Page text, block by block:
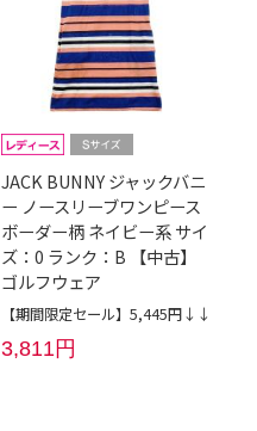
JACK BUNNY ジャックバニ
ー ノースリーブワンピース
ボーダー柄 ネイビー系 サイ
ズ：0 ランク：B 【中古】
ゴルフウェア
【期間限定セール】5,445円↓↓
3,811円